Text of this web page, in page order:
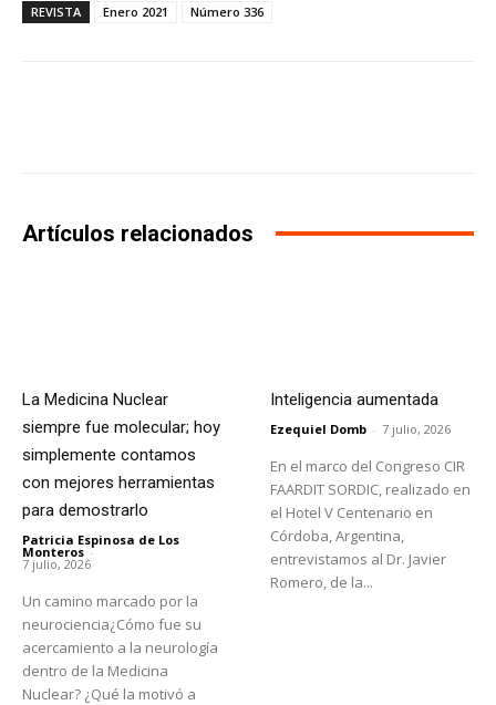
REVISTA Enero 2021 Número 336
Artículos relacionados
La Medicina Nuclear
siempre fue molecular; hoy
simplemente contamos
con mejores herramientas
para demostrarlo
Patricia Espinosa de Los
Monteros -
7 julio, 2026
Un camino marcado por la
neurociencia¿Cómo fue su
acercamiento a la neurología
dentro de la Medicina
Nuclear? ¿Qué la motivó a
Inteligencia aumentada
Ezequiel Domb - 7 julio, 2026
En el marco del Congreso CIR
FAARDIT SORDIC, realizado en
el Hotel V Centenario en
Córdoba, Argentina,
entrevistamos al Dr. Javier
Romero, de la...